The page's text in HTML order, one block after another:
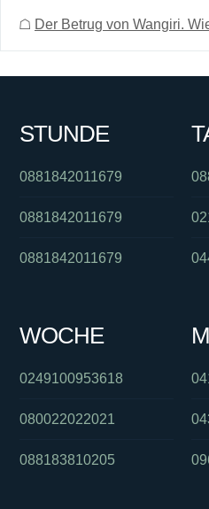
☖ Der Betrug von Wangiri.
STUNDE
0881842011679
0881842011679
0881842011679
WOCHE
0249100953618
080022022021
088183810205